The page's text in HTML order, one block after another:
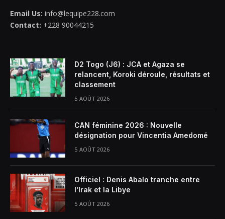
Email Us: info@lequipe228.com
Contact: +228 90044215
D2 Togo (J6) : JCA et Agaza se
relancent, Koroki déroule, résultats et
classement
5 AOÛT 2026
CAN féminine 2026 : Nouvelle
désignation pour Vincentia Amedomé
5 AOÛT 2026
Officiel : Denis Abalo tranche entre
l’Irak et la Libye
5 AOÛT 2026